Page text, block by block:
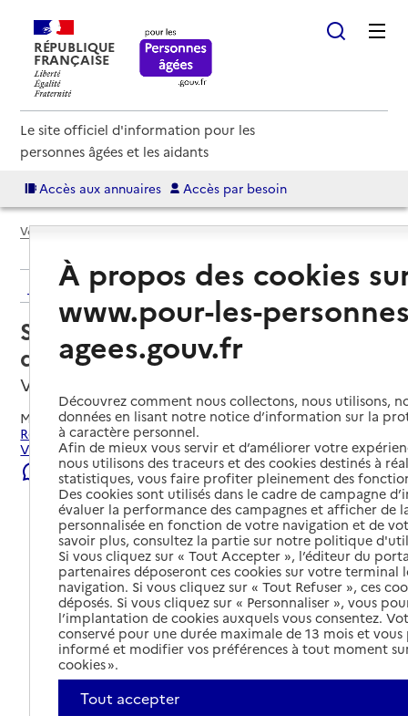
RÉPUBLIQUE
FRANÇAISE
Le site officiel d'information pour les
personnes âgées et les aidants
Accès aux annuaires Accès par besoin
Voir le fil d’Ariane
Retour aux résultats de l'annuaire
Service de soins infirmiers à
domicile – SSIAD Sud Ardèche
Vogüé, ARDECHE
Mis à jour le08/08/2026
Rechercher les établissements et services autour de
Vogüé.
Signaler une erreur
À propos des cookies
www.pour-les-
agees.gouv.fr
Découvrez comment nous collectons, nous utilisons,
données en lisant notre notice d’information sur la
à caractère personnel.
Afin de mieux vous servir et d’améliorer votre
nous utilisons des traceurs et des cookies destinés à
statistiques, vous faire profiter pleinement des
Des cookies sont utilisés dans le cadre de campagne
évaluer la performance des campagnes et afficher de
personnalisée en fonction de votre navigation et de
savoir plus, consultez la partie sur notre politique
Si vous cliquez sur « Tout Accepter », l’éditeur du
partenaires déposeront ces cookies sur votre terminal
navigation. Si vous cliquez sur « Tout Refuser », ces
déposés. Si vous cliquez sur « Personnaliser », vous
l’implantation de cookies auxquels vous consentez.
conservé pour une durée maximale de 13 mois et
informé et modifier vos préférences à tout moment
cookies ».
Tout accepter